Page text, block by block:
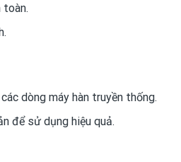
toàn.
dòng máy hàn truyền thống.
để sử dụng hiệu quả.